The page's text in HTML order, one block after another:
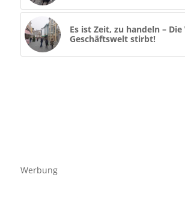
Es ist Zeit, zu handeln –
Geschäftswelt stirbt!
Werbung